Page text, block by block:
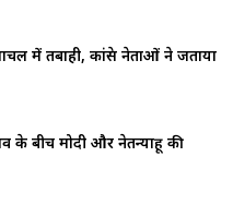
में तबाही, कांग्रेस नेताओं ने जताया
के बीच मोदी और नेतन्याहू की